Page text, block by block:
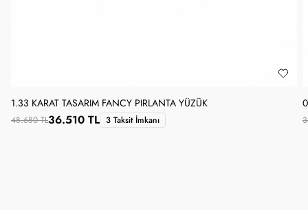
1.33 KARAT TASARIM FANCY PIRLANTA YÜZÜK
48.680 TL36.510 TL 3 Taksit İmkanı